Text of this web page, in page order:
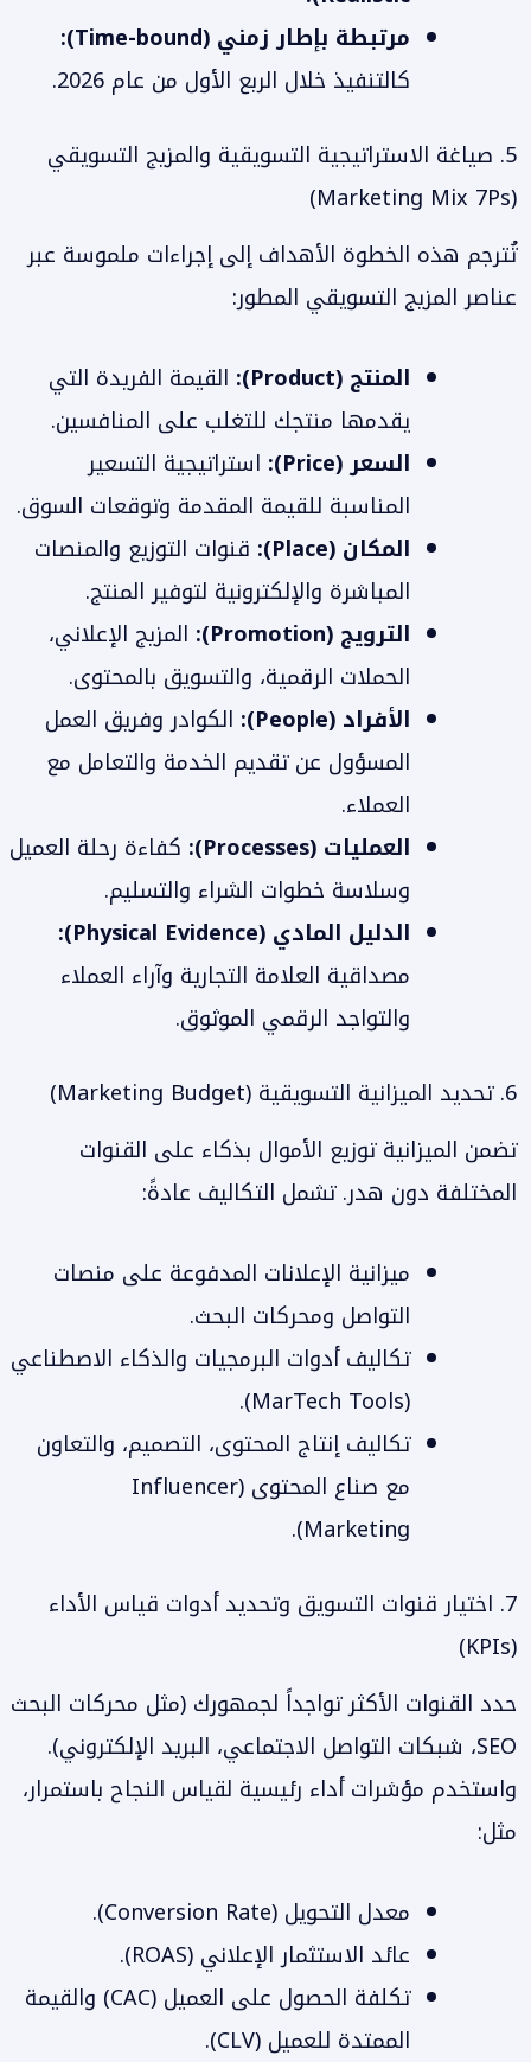
مرتبطة بإطار زمني (Time-bound):
كالتنفيذ خلال الربع الأول من عام 2026.
5. صياغة الاستراتيجية التسويقية والمزيج التسويقي
(Marketing Mix 7Ps)
تُترجم هذه الخطوة الأهداف إلى إجراءات ملموسة عبر
عناصر المزيج التسويقي المطور:
المنتج (Product):
القيمة الفريدة التي
يقدمها منتجك للتغلب على المنافسين.
السعر (Price):
استراتيجية التسعير
المناسبة للقيمة المقدمة وتوقعات السوق.
المكان (Place):
قنوات التوزيع والمنصات
المباشرة والإلكترونية لتوفير المنتج.
الترويج (Promotion):
المزيج الإعلاني،
الحملات الرقمية، والتسويق بالمحتوى.
الأفراد (People):
الكوادر وفريق العمل
المسؤول عن تقديم الخدمة والتعامل مع
العملاء.
العمليات (Processes):
كفاءة رحلة العميل
وسلاسة خطوات الشراء والتسليم.
الدليل المادي (Physical Evidence):
مصداقية العلامة التجارية وآراء العملاء
والتواجد الرقمي الموثوق.
6. تحديد الميزانية التسويقية (Marketing Budget)
تضمن الميزانية توزيع الأموال بذكاء على القنوات
المختلفة دون هدر. تشمل التكاليف عادةً:
ميزانية الإعلانات المدفوعة على منصات
التواصل ومحركات البحث.
تكاليف أدوات البرمجيات والذكاء الاصطناعي
(MarTech Tools).
تكاليف إنتاج المحتوى، التصميم، والتعاون
مع صناع المحتوى (Influencer
Marketing).
7. اختيار قنوات التسويق وتحديد أدوات قياس الأداء
(KPIs)
حدد القنوات الأكثر تواجداً لجمهورك (مثل محركات البحث
SEO، شبكات التواصل الاجتماعي، البريد الإلكتروني).
واستخدم مؤشرات أداء رئيسية لقياس النجاح باستمرار،
مثل:
معدل التحويل (Conversion Rate).
عائد الاستثمار الإعلاني (ROAS).
تكلفة الحصول على العميل (CAC) والقيمة
الممتدة للعميل (CLV).